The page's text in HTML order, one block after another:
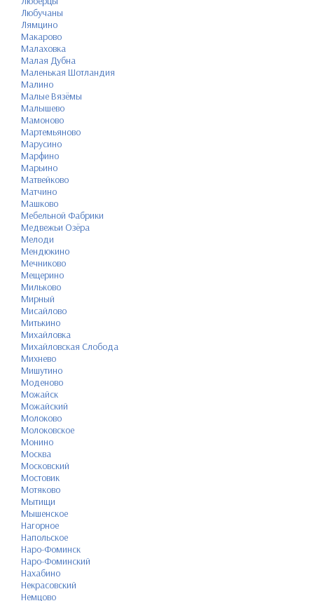
Любучаны
Лямцино
Макарово
Малаховка
Малая Дубна
Маленькая Шотландия
Малино
Малые Вязёмы
Малышево
Мамоново
Мартемьяново
Марусино
Марфино
Марьино
Матвейково
Матчино
Машково
Мебельной Фабрики
Медвежьи Озёра
Мелоди
Мендюкино
Мечниково
Мещерино
Мильково
Мирный
Мисайлово
Митькино
Михайловка
Михайловская Слобода
Михнево
Мишутино
Моденово
Можайск
Можайский
Молоково
Молоковское
Монино
Москва
Московский
Мостовик
Мотяково
Мытищи
Мышенское
Нагорное
Напольское
Наро-Фоминск
Наро-Фоминский
Нахабино
Некрасовский
Немцово